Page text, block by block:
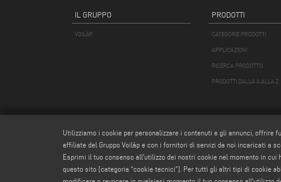
IL GRUPPO
VOILÀP
PRODOTTI
CATEGORIE PRODOTTI
APPLICAZIONI
RICERCA PRODOTTO
PRODOTTI DALLA A ALLA Z
Utilizziamo i cookie per personalizzare i contenuti e gli annunci, offrire
affiliate del Gruppo Voilàp e con i fornitori di servizi da noi incaricati a
Esprimi il tuo consenso all'utilizzo dei nostri cookie nel momento in
questo sito [categoria “cookie tecnici”]. Per tutti gli altri tipi di cookie